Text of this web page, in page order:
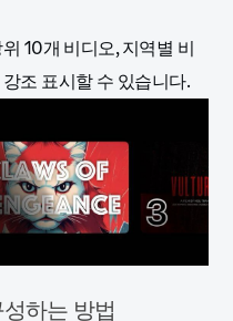
10개 비디오, 지역별 비
조 표시할 수 있습니다.
하는 방법